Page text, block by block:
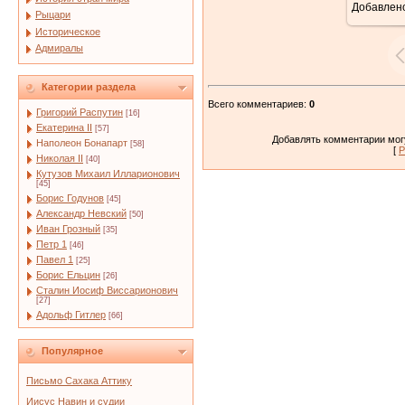
Рыцари
Историческое
Адмиралы
Категории раздела
Григорий Распутин [16]
Екатерина II [57]
Наполеон Бонапарт [58]
Николая II [40]
Кутузов Михаил Илларионович
[45]
Борис Годунов [45]
Александр Невский [50]
Иван Грозный [35]
Петр 1 [46]
Павел 1 [25]
Борис Ельцин [26]
Сталин Иосиф Виссарионович
[27]
Адольф Гитлер [66]
Популярное
Письмо Сахака Аттику
Иисус Навин и судии
Всего комментариев: 0
Добавлять комментарии
[